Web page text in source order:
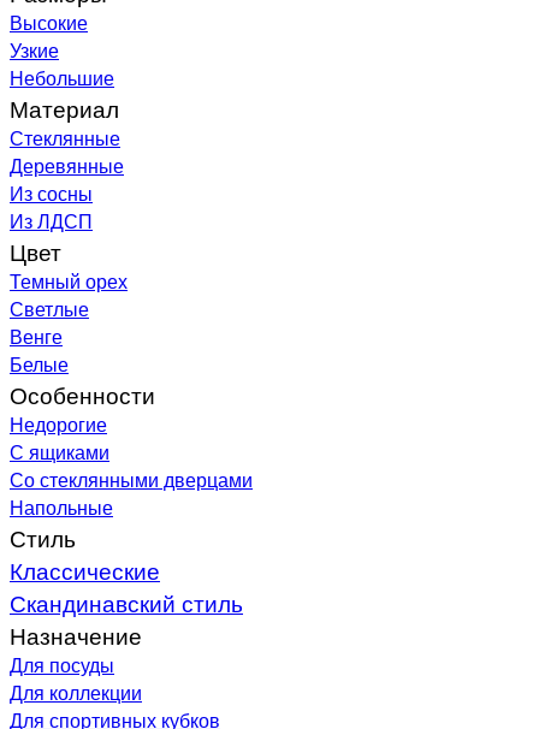
Высокие
Узкие
Небольшие
Материал
Стеклянные
Деревянные
Из сосны
Из ЛДСП
Цвет
Темный орех
Светлые
Венге
Белые
Особенности
Недорогие
С ящиками
Со стеклянными дверцами
Напольные
Стиль
Классические
Скандинавский стиль
Назначение
Для посуды
Для коллекции
Для спортивных кубков